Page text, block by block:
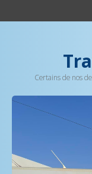
Certains de nos